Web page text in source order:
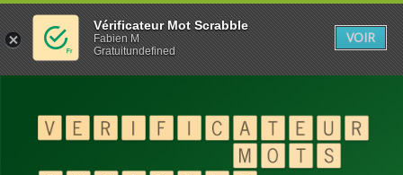
Vérificateur Mot Scrabble
Fabien M
Gratuitundefined
VOIR